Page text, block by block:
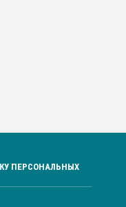
ПЕРСОНАЛЬНЫХ